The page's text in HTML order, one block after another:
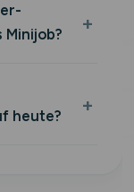
Minijob?
heute?